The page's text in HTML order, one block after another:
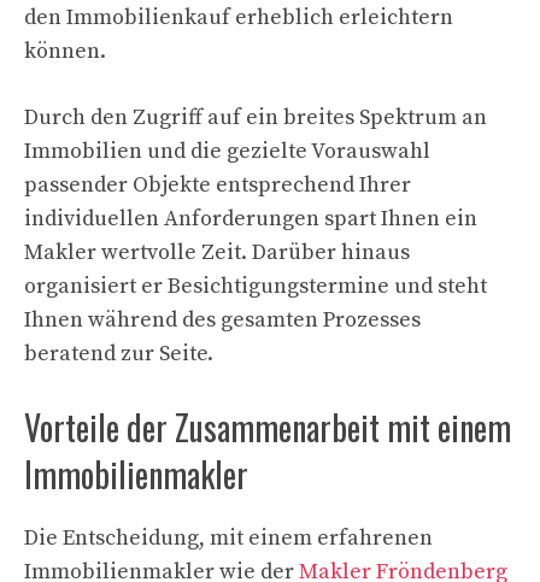
den Immobilienkauf erheblich erleichtern
können.
Durch den Zugriff auf ein breites Spektrum an
Immobilien und die gezielte Vorauswahl
passender Objekte entsprechend Ihrer
individuellen Anforderungen spart Ihnen ein
Makler wertvolle Zeit. Darüber hinaus
organisiert er Besichtigungstermine und steht
Ihnen während des gesamten Prozesses
beratend zur Seite.
Vorteile der Zusammenarbeit mit einem
Immobilienmakler
Die Entscheidung, mit einem erfahrenen
Immobilienmakler wie derMakler Fröndenberg